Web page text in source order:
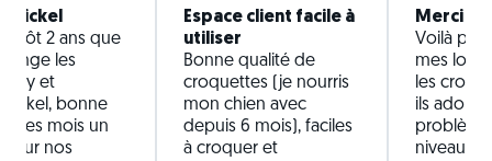
nickel
2 ans que
les
et
bonne
les mois un
nos
Espace client facile à
utiliser
Bonne qualité de
croquettes (je nourris
mon chien avec
depuis 6 mois), faciles
à croquer et
Merci
Voilà
mes
les
ils
niveau